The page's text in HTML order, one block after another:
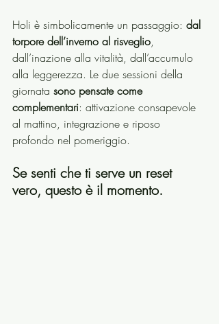
Holi è simbolicamente un passaggio: dal
torpore dell’inverno al risveglio,
dall’inazione alla vitalità, dall’accumulo
alla leggerezza. Le due sessioni della
giornata sono pensate come
complementari: attivazione consapevole
al mattino, integrazione e riposo
profondo nel pomeriggio.
Se senti che ti serve un reset
vero, questo è il momento.